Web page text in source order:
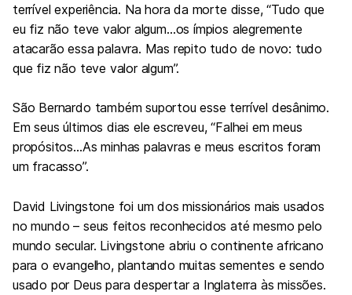
terrível experiência. Na hora da morte disse, “Tudo que
eu fiz não teve valor algum…os ímpios alegremente
atacarão essa palavra. Mas repito tudo de novo: tudo
que fiz não teve valor algum”.
São Bernardo também suportou esse terrível desânimo.
Em seus últimos dias ele escreveu, “Falhei em meus
propósitos…As minhas palavras e meus escritos foram
um fracasso”.
David Livingstone foi um dos missionários mais usados
no mundo – seus feitos reconhecidos até mesmo pelo
mundo secular. Livingstone abriu o continente africano
para o evangelho, plantando muitas sementes e sendo
usado por Deus para despertar a Inglaterra às missões.